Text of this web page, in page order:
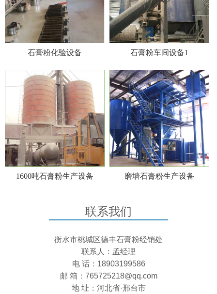
石膏粉化验设备 石膏粉车间设备1
1600吨石膏粉生产设备 磨墙石膏粉生产设备
联系我们
衡水市桃城区德丰石膏粉经销处
联系人：孟经理
电 话：18903199586
邮 箱：765725218@qq.com
地 址：河北省·邢台市